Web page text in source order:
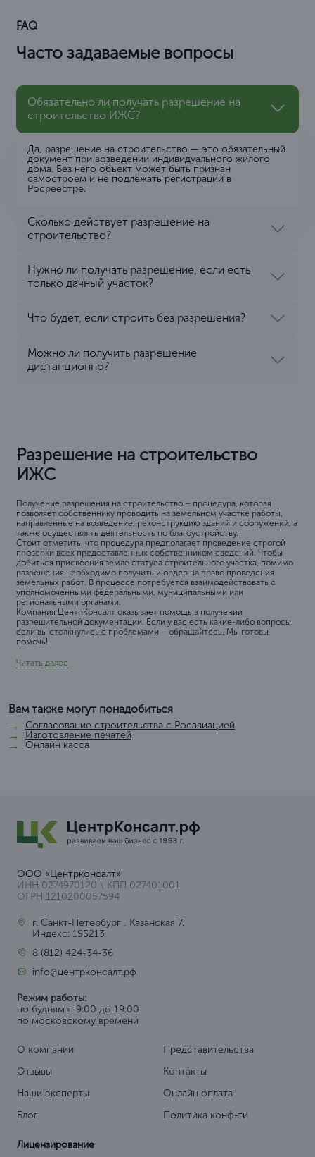
FAQ
Часто задаваемые вопросы
Обязательно ли получать разрешение на
строительство ИЖС?
Да, разрешение на строительство — это обязательный
документ при возведении индивидуального жилого
дома. Без него объект может быть признан
самостроем и не подлежать регистрации в
Росреестре.
Сколько действует разрешение на
строительство?
Нужно ли получать разрешение, если есть
только дачный участок?
Что будет, если строить без разрешения?
Можно ли получить разрешение
дистанционно?
Разрешение на строительство
ИЖС
Получение разрешения на строительство – процедура, которая
позволяет собственнику проводить на земельном участке работы,
направленные на возведение, реконструкцию зданий и сооружений, а
также осуществлять деятельность по благоустройству.
Стоит отметить, что процедура предполагает проведение строгой
проверки всех предоставленных собственником сведений. Чтобы
добиться присвоения земле статуса строительного участка, помимо
разрешения необходимо получить и ордер на право проведения
земельных работ. В процессе потребуется взаимодействовать с
уполномоченными федеральными, муниципальными или
региональными органами.
Компания ЦентрКонсалт оказывает помощь в получении
разрешительной документации. Если у вас есть какие-либо вопросы,
если вы столкнулись с проблемами – обращайтесь. Мы готовы
помочь!
Читать далее
Вам также могут понадобиться
Согласование строительства с Росавиацией
Изготовление печатей
Онлайн касса
ООО «Центрконсалт»
ИНН 0274970120 \ КПП 027401001
ОГРН 1210200057594
г. Санкт-Петербург , Казанская 7.
Индекс: 195213
8 (812) 424-34-36
info@центрконсалт.рф
Режим работы:
по будням с 9:00 до 19:00
по московскому времени
О компании
Отзывы
Наши эксперты
Блог
Представительства
Контакты
Онлайн оплата
Политика конф-ти
Лицензирование